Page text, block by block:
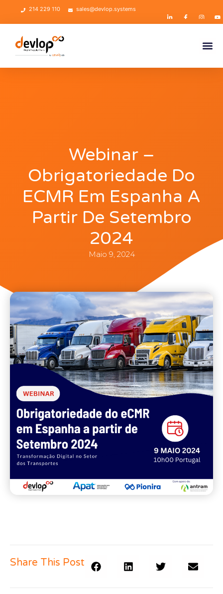
214 229 110 sales@devlop.systems
Webinar –
Obrigatoriedade Do
ECMR Em Espanha A
Partir De Setembro
2024
Maio 9, 2024
Share This Post